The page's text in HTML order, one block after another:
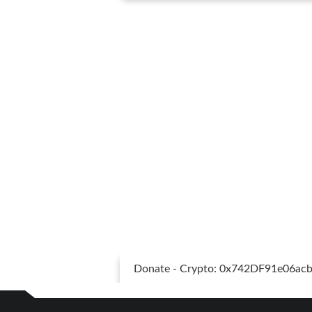
Donate - Crypto: